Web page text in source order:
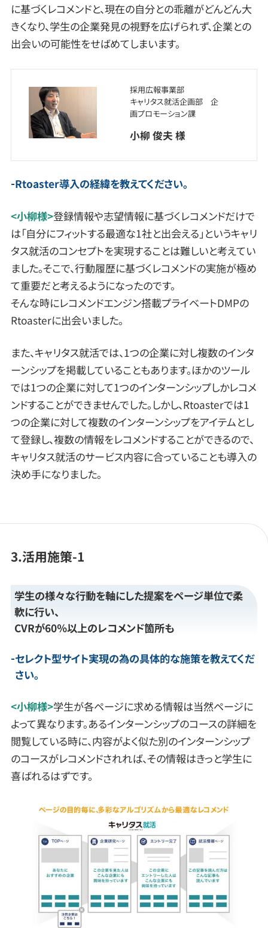
に基づくレコメンドと、現在の自分との乖離がどんどん大
きくなり、学生の企業発見の視野を広げられず、企業との
出会いの可能性をせばめてしまいます。
採用広報事業部
キャリタス就活企画部 企
画プロモーション課
小柳 俊夫 様
Rtoaster導入の経緯を教えてください。
<小柳様>登録情報や志望情報に基づくレコメンドだけで
は「自分にフィットする最適な1社と出会える」というキャリ
タス就活のコンセプトを実現することは難しいと考えてい
ました。そこで、行動履歴に基づくレコメンドの実施が極め
て重要だと考えるようになったのです。
そんな時にレコメンドエンジン搭載プライベートDMPの
Rtoasterに出会いました。
また、キャリタス就活では、1つの企業に対し複数のインタ
ーンシップを掲載していることもあります。ほかのツール
では1つの企業に対して1つのインターンシップしかレコメ
ンドすることができませんでした。しかし、Rtoasterでは1
つの企業に対して複数のインターンシップをアイテムとし
て登録し、複数の情報をレコメンドすることができるので、
キャリタス就活のサービス内容に合っていることも導入の
決め手になりました。
3.活用施策-1
学生の様々な行動を軸にした提案をページ単位で柔
軟に行い、
CVRが60％以上のレコメンド箇所も
セレクト型サイト実現の為の具体的な施策を教えてくだ
さい。
<小柳様>学生が各ページに求める情報は当然ページに
よって異なります。あるインターンシップのコースの詳細を
閲覧している時に、内容がよく似た別のインターンシップ
のコースがレコメンドされれば、その情報はきっと学生に
喜ばれるはずです。